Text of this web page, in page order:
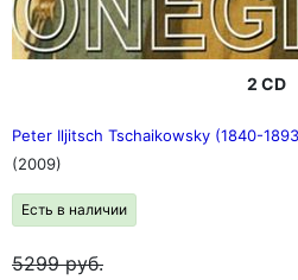
2 CD
Peter Iljitsch Tschaikowsky (1840-
(2009)
Есть в наличии
5299руб.